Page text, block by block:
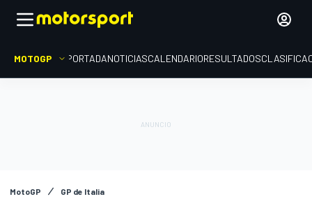
MOTOGP PORTADANOTICIASCALENDARIORESULTADOS
MotoGP GP de Italia